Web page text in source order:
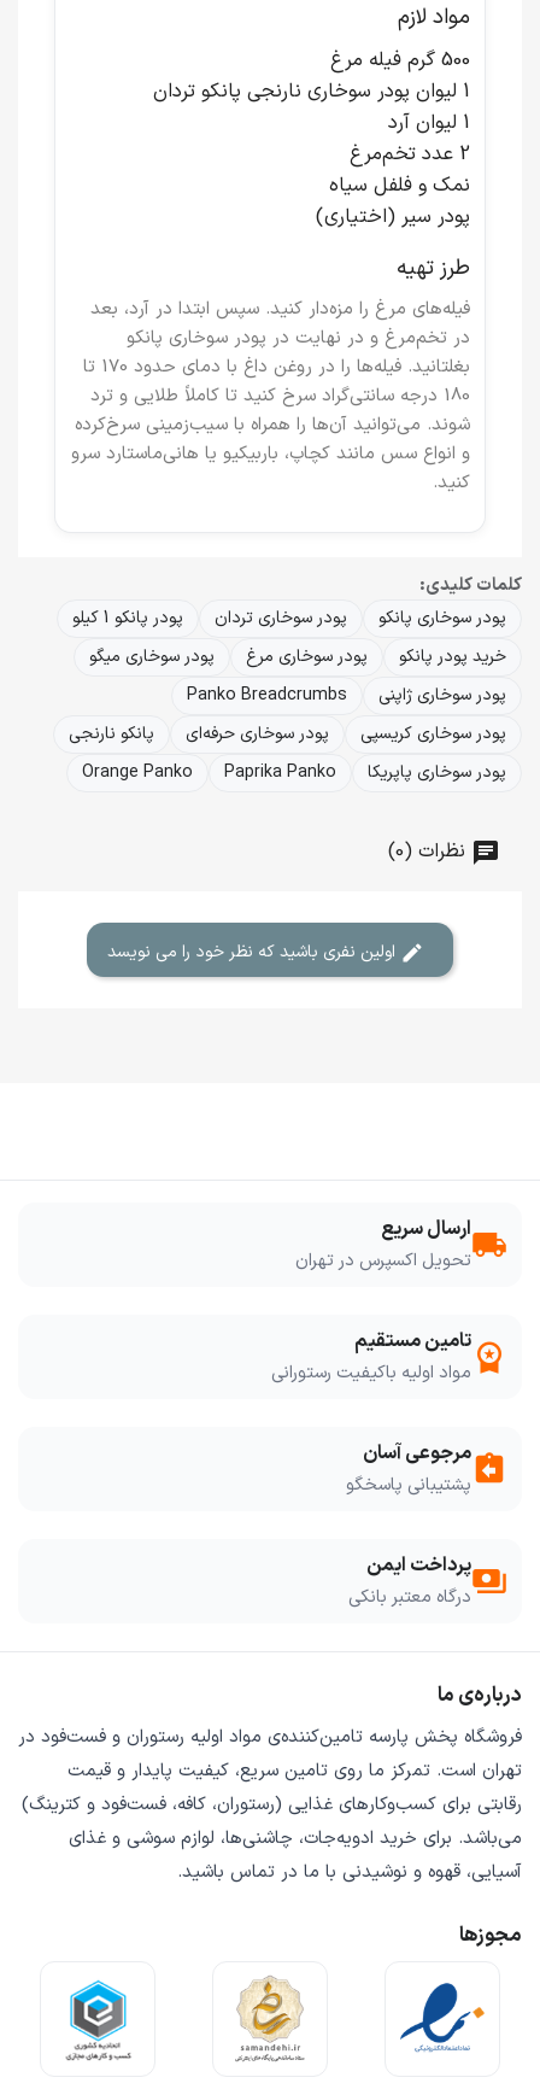
مواد لازم
500 گرم فیله مرغ
1 لیوان پودر سوخاری نارنجی پانکو تردان
1 لیوان آرد
2 عدد تخم‌مرغ
نمک و فلفل سیاه
پودر سیر (اختیاری)
طرز تهیه
فیله‌های مرغ را مزه‌دار کنید. سپس ابتدا در آرد، بعد
در تخم‌مرغ و در نهایت در پودر سوخاری پانکو
بغلتانید. فیله‌ها را در روغن داغ با دمای حدود 170 تا
180 درجه سانتی‌گراد سرخ کنید تا کاملاً طلایی و ترد
شوند. می‌توانید آن‌ها را همراه با سیب‌زمینی سرخ‌کرده
و انواع سس مانند کچاپ، باربیکیو یا هانی‌ماستارد سرو
کنید.
کلمات کلیدی:
پودر سوخاری پانکو پودر سوخاری تردان
پودر پانکو 1 کیلو
خرید پودر پانکو
پودر سوخاری مرغ
پودر سوخاری میگو
پودر سوخاری ژاپنی
Panko Breadcrumbs
پودر سوخاری کریسپی
پودر سوخاری حرفه‌ای
پانکو نارنجی
پودر سوخاری پاپریکا
Paprika Panko
Orange Panko
نظرات (0)
local_shippingارسال سریع
تحویل اکسپرس در تهران
workspace_premium تامین مستقیم
مواد اولیه باکیفیت رستورانی
assignment_returnمرجوعی آسان
پشتیبانی پاسخگو
paymentsپرداخت ایمن
درگاه معتبر بانکی
درباره‌ی ما
فروشگاه پخش پارسه تامین‌کننده‌ی مواد اولیه رستوران و فست‌فود در
تهران است. تمرکز ما روی تامین سریع، کیفیت پایدار و قیمت
رقابتی برای کسب‌وکارهای غذایی (رستوران، کافه، فست‌فود و کترینگ)
می‌باشد. برای خرید ادویه‌جات، چاشنی‌ها، لوازم سوشی و غذای
آسیایی، قهوه و نوشیدنی با ما در تماس باشید.
مجوزها